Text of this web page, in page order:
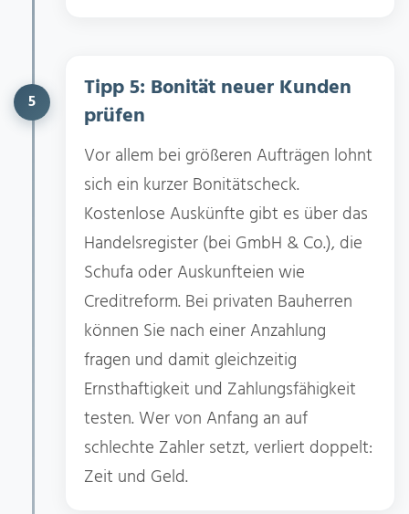
5
Tipp 5: Bonität neuer Kunden
prüfen
Vor allem bei größeren Aufträgen lohnt
sich ein kurzer Bonitätscheck.
Kostenlose Auskünfte gibt es über das
Handelsregister (bei GmbH & Co.), die
Schufa oder Auskunfteien wie
Creditreform. Bei privaten Bauherren
können Sie nach einer Anzahlung
fragen und damit gleichzeitig
Ernsthaftigkeit und Zahlungsfähigkeit
testen. Wer von Anfang an auf
schlechte Zahler setzt, verliert doppelt:
Zeit und Geld.